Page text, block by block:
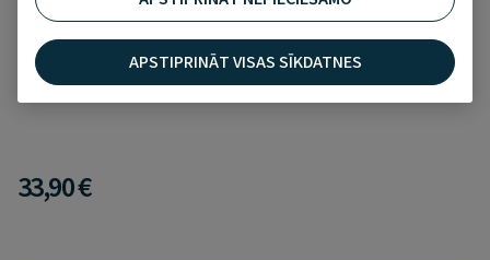
ROYAL CANIN Sensible sausā barība kaķiem,
2kg
Bez vērtējuma Pievienot pie izlases
33,90 €
APSTIPRINĀT VISAS SĪKDATNES